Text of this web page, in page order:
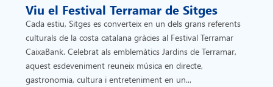
Viu el Festival Terramar de Sitges
Cada estiu, Sitges es converteix en un dels grans referents
culturals de la costa catalana gràcies al Festival Terramar
CaixaBank. Celebrat als emblemàtics Jardins de Terramar,
aquest esdeveniment reuneix música en directe,
gastronomia, cultura i entreteniment en un...